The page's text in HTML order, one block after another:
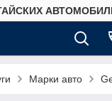
Марки авто